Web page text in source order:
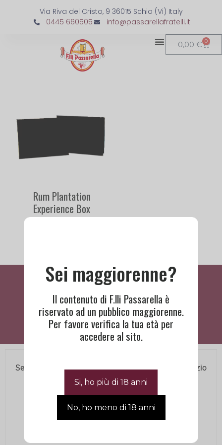
Via Riva del Cristo, 9 36015 Schio (Vi) Italy
0445 660505
info@passarellafratelli.it
0,00€ 0
Rum Plantation
Experience Box
Cosa Dicono Di Noi
Se hai bisogno di assistenza contatta il nostro Servizio
Clienti agli orari di ufficio.
+390445660505 | info@passarellafratelli.it
Sei maggiorenne?
Il contenuto di F.lli Passarella è
riservato ad un pubblico maggiorenne.
Per favore verifica la tua età per
accedere al sito.